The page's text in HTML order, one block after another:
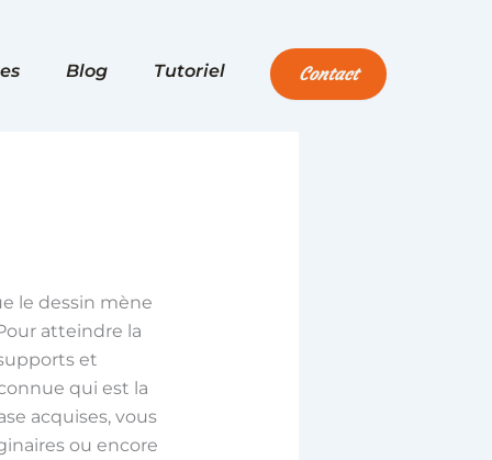
Blog Tutoriel Contact
le dessin mène
atteindre la
et
qui est la
acquises, vous
ou encore